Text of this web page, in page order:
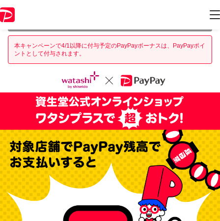
情報はキャンペーン終了時点のものになります。
本キャンペーンで4/1以降に付与予定のPayPayボーナスは、PayPayポイ
ントとして付与されます。